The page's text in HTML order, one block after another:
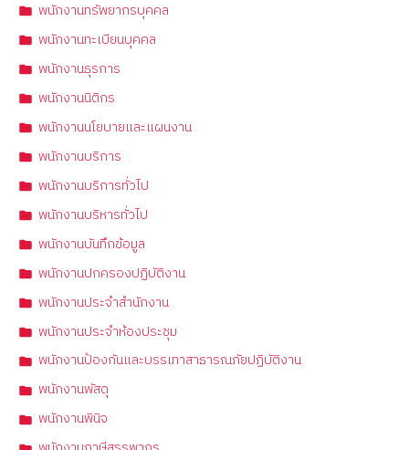
พนักงานทรัพยากรบุคคล
พนักงานทะเบียนบุคคล
พนักงานธุรการ
พนักงานนิติกร
พนักงานนโยบายและแผนงาน
พนักงานบริการ
พนักงานบริการทั่วไป
พนักงานบริหารทั่วไป
พนักงานบันทึกข้อมูล
พนักงานปกครองปฏิบัติงาน
พนักงานประจำสำนักงาน
พนักงานประจำห้องประชุม
พนักงานป้องกันและบรรเทาสาธารณภัยปฏิบัติงาน
พนักงานพัสดุ
พนักงานพินิจ